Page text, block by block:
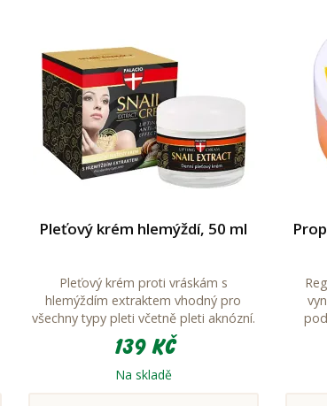
Pleťový krém hlemýždí, 50 ml
Pleťový krém proti vráskám s
hlemýždím extraktem vhodný pro
všechny typy pleti včetně pleti aknózní.
139 Kč
Na skladě